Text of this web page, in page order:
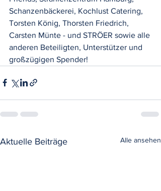
Schanzenbäckerei, Kochlust Catering,
Torsten König, Thorsten Friedrich,
Carsten Münte - und STRÖER sowie alle
anderen Beteiligten, Unterstützer und
großzügigen Spender!
Aktuelle Beiträge Alle ansehen